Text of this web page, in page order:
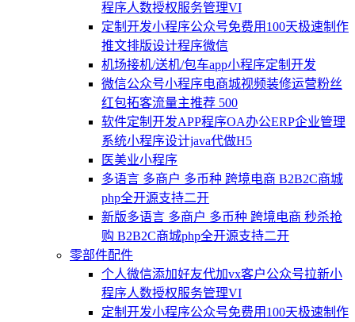
程序人数授权服务管理VI
定制开发小程序公众号免费用100天极速制作
推文排版设计程序微信
机场接机/送机/包车app小程序定制开发
微信公众号小程序电商城视频装修运营粉丝
红包拓客流量主推荐 500
软件定制开发APP程序OA办公ERP企业管理
系统小程序设计java代做H5
医美业小程序
多语言 多商户 多币种 跨境电商 B2B2C商城
php全开源支持二开
新版多语言 多商户 多币种 跨境电商 秒杀抢
购 B2B2C商城php全开源支持二开
零部件配件
个人微信添加好友代加vx客户公众号拉新小
程序人数授权服务管理VI
定制开发小程序公众号免费用100天极速制作